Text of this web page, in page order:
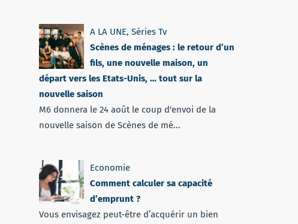
A LA UNE, Séries Tv
Scènes de ménages : le retour d’un
fils, une nouvelle maison, un
départ vers les Etats-Unis, … tout sur la
nouvelle saison
M6 donnera le 24 août le coup d'envoi de la
nouvelle saison de Scènes de mé...
Economie
Comment calculer sa capacité
d’emprunt ?
Vous envisagez peut-être d’acquérir un bien